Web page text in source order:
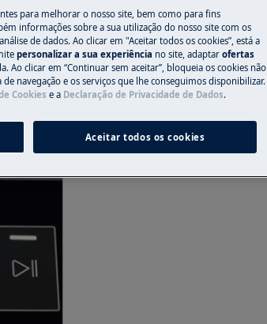
ao
cantos
para melhorar o nosso site, bem como para fins
informações sobre a sua utilização do nosso site com os
de dados. Ao clicar em "Aceitar todos os cookies”, está a
personalizar a sua experiência no site, adaptar ofertas
Ao clicar em “Continuar sem aceitar”, bloqueia os cookies não
navegação e os serviços que lhe conseguimos disponibilizar.
Cookies e a Declaração de Privacidade de Dados.
Aceitar todos os cookies